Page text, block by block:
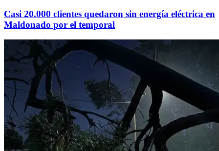
Casi 20.000 clientes quedaron sin energía eléctrica en
Maldonado por el temporal